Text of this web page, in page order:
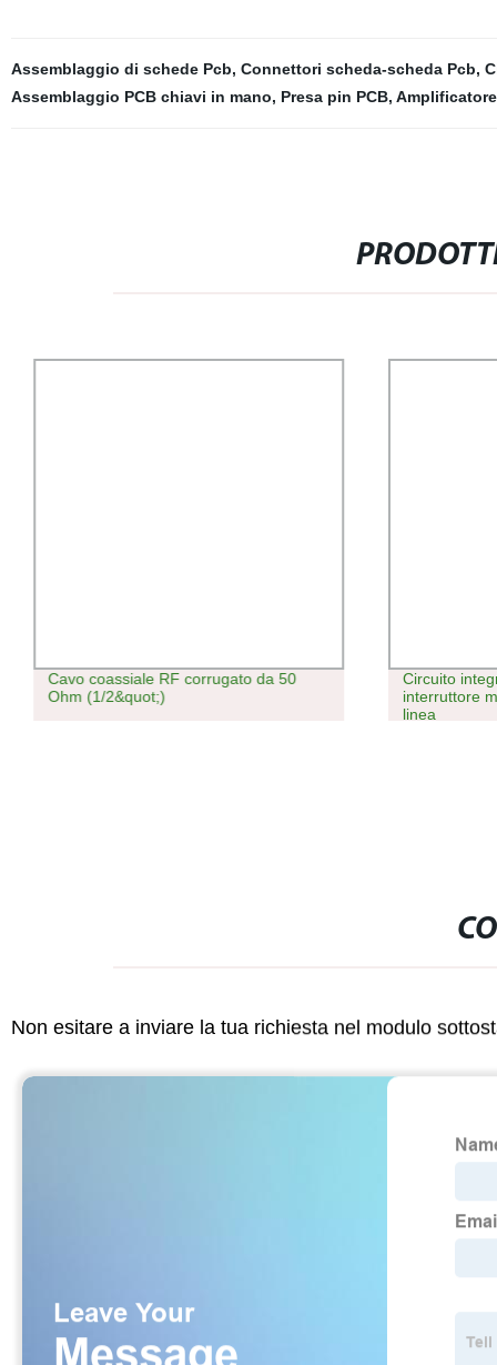
Assemblaggio di schede Pcb, Connettori scheda-scheda Pcb,
Assemblaggio PCB chiavi in ​​mano, Presa pin PCB,
Cavo coassiale RF corrugato da 50
Ohm (1/2&quot;)
Circuito
interruttore
linea
Non esitare a inviare la tua richiesta nel modulo